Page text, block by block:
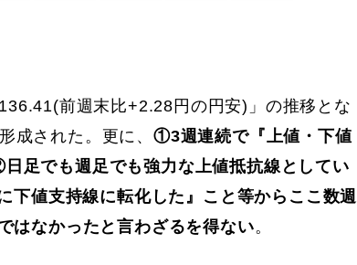
前週末比+2.28円の円安)」の推移とな
成された。更に、 ①3週連続で『上値・下値
足でも週足でも強力な上値抵抗線としてい
下値支持線に転化した』こと等からここ数週
はなかったと言わざるを得ない。